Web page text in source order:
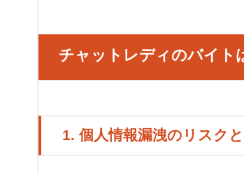
チャットレディのバイト
1. 個人情報漏洩のリスク